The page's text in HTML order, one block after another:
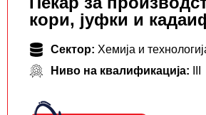
кори, јуфки и
Сектор: Хемија и
Ниво на квалификација: